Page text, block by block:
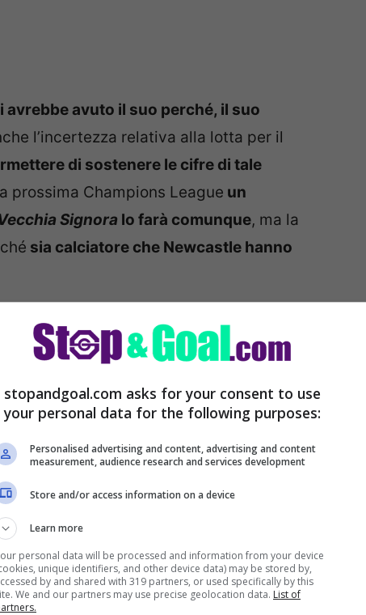
avuto il suo perché, il suo
l’incertezza relativa alla lotta per il
di sostenere le cifre di tale
prossima Champions League un
Signora lo farà comunque, ma la
sia calciatore che Newcastle hanno
una vera e propria delusione,
su un altro profilo , a patto che
notizie, infatti,
oggi del Napoli , centrocampista che
non un calciatore qualunque,
dei rivali partenopei, anche perché
Juventus starebbe valutando Florentino
medianadi Igor Tudor, o di chiunque
stagione.
stopandgoal.com asks for your consent to use
your personal data for the following purposes:
Personalised advertising and content, advertising and content
measurement, audience research and services development
Store and/or access information on a device
Learn more
personal data will be processed and information from your device
unique identifiers, and other device data) may be stored by,
by and shared with 319 partners, or used specifically by this
We and our partners may use precise geolocation data. List of